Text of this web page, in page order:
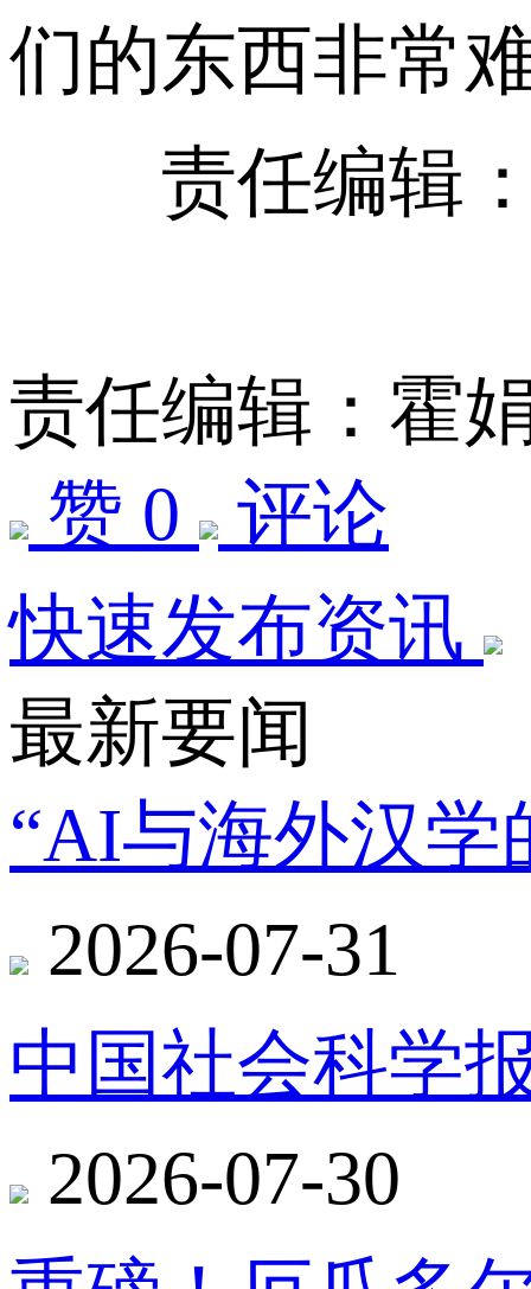
们的东西非常
责任编辑：
责任编辑：霍
赞 0
评论
快速发布资讯
最新要闻
“AI与海外汉学
2026-07-31
中国社会科学
2026-07-30